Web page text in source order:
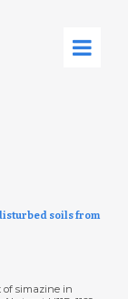
soils from
of simazine in